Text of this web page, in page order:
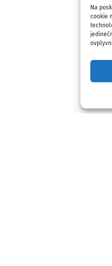
Na
cookie